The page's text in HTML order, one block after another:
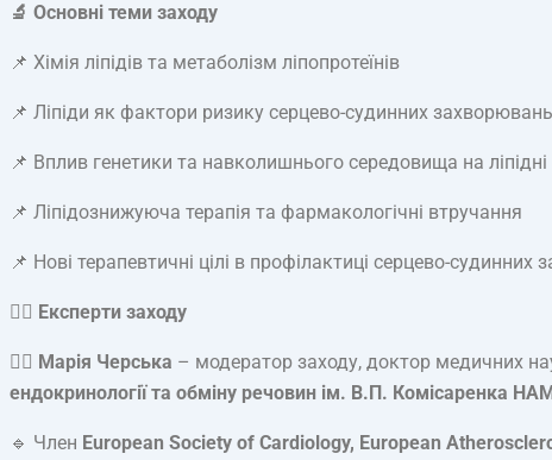
🔬 Основні теми заходу
📌 Хімія ліпідів та метаболізм ліпопротеїнів
📌 Ліпіди як фактори ризику серцево-судинних захворювань
📌 Вплив генетики та навколишнього середовища на
📌 Ліпідознижуюча терапія та фармакологічні втручання
📌 Нові терапевтичні цілі в профілактиці серцево-судинних
🧑‍⚕️ Експерти заходу
👩‍⚕️ Марія Черська – модератор заходу, доктор медичних
ендокринології та обміну речовин ім. В.П. Комісаренка
🔹 Член European Society of Cardiology, European